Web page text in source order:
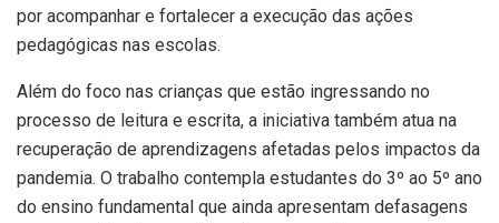
por acompanhar e fortalecer a execução das ações
pedagógicas nas escolas.
Além do foco nas crianças que estão ingressando no
processo de leitura e escrita, a iniciativa também atua na
recuperação de aprendizagens afetadas pelos impactos da
pandemia. O trabalho contempla estudantes do 3º ao 5º ano
do ensino fundamental que ainda apresentam defasagens